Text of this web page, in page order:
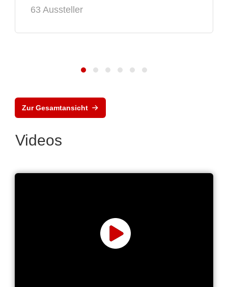
63 Aussteller
Zur Gesamtansicht
Videos